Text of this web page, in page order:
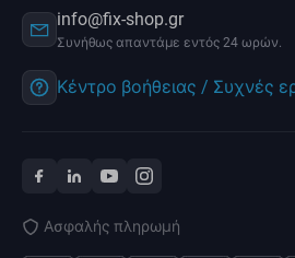
info@fix-shop.gr
Συνήθως απαντάμε εντός 24 ωρών.
Κέντρο βοήθειας / Συχνές
Ασφαλής πληρωμή